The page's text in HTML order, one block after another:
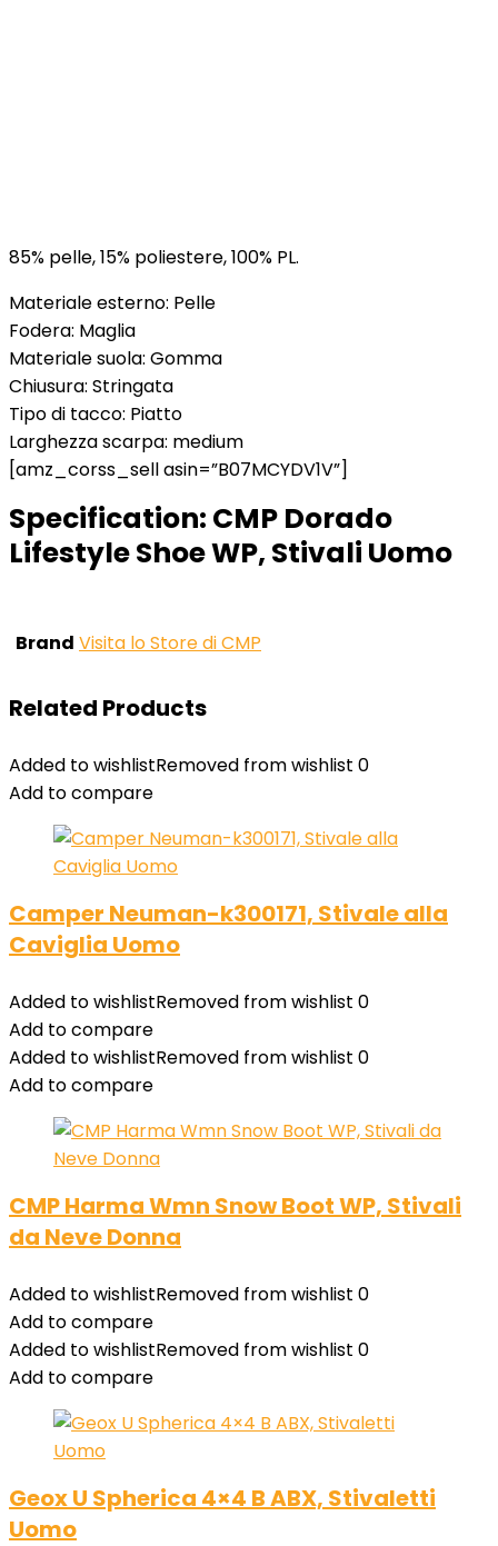
85% pelle, 15% poliestere, 100% PL.
Materiale esterno: Pelle
Fodera: Maglia
Materiale suola: Gomma
Chiusura: Stringata
Tipo di tacco: Piatto
Larghezza scarpa: medium
[amz_corss_sell asin=”B07MCYDV1V”]
Specification: CMP Dorado
Lifestyle Shoe WP, Stivali Uomo
Brand Visita lo Store di CMP
Related Products
Added to wishlistRemoved from wishlist 0
Add to compare
Camper Neuman-k300171, Stivale alla
Caviglia Uomo
Added to wishlistRemoved from wishlist 0
Add to compare
Added to wishlistRemoved from wishlist 0
Add to compare
CMP Harma Wmn Snow Boot WP, Stivali
da Neve Donna
Added to wishlistRemoved from wishlist 0
Add to compare
Added to wishlistRemoved from wishlist 0
Add to compare
Geox U Spherica 4×4 B ABX, Stivaletti
Uomo